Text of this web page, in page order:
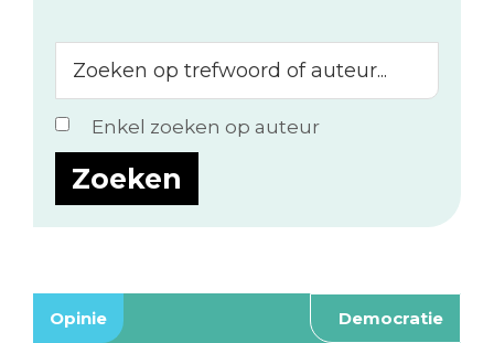
op
trefwoord
of
auteur...
Enkel zoeken op auteur
Opinie Democratie